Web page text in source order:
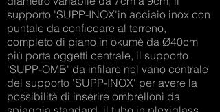
supporto 'SUPP-INOX'in acciaio inox con
puntale da conficcare al terreno,
completo di piano in okumè da Ø40cm
più porta oggetti centrale, il supporto
'SUPP-OMB' da infilare nel vano centrale
del supporto 'SUPP-INOX' per avere la
possibilità di inserire ombrelloni da